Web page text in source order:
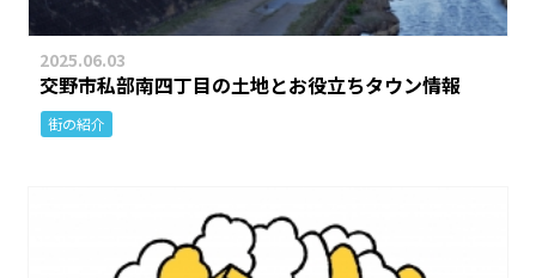
2025.06.03
交野市私部南四丁目の土地とお役立ちタウン情報
街の紹介